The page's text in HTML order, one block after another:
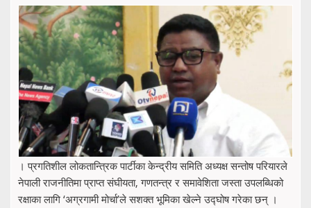
। प्रगतिशील लोकतान्त्रिक पार्टीका केन्द्रीय समिति अध्यक्ष सन्तोष परियारले
नेपाली राजनीतिमा प्राप्त संघीयता, गणतन्त्र र समावेशिता जस्ता उपलब्धिको
रक्षाका लागि ‘अग्रगामी मोर्चा’ले सशक्त भूमिका खेल्ने उद्घोष गरेका छन् ।